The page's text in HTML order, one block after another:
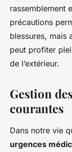
rassemblement
précautions
blessures, mais
peut profiter
de l’extérieur.
Gestion
courantes
Dans notre vie
urgences